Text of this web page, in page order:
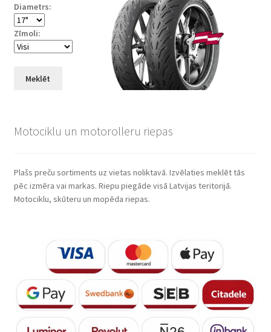
Diametrs:
Zīmoli:
Meklēt
Motociklu un motorolleru riepas
Plašs preču sortiments uz vietas noliktavā. Izvēlaties meklēt tās
pēc izmēra vai markas. Riepu piegāde visā Latvijas teritorijā.
Motociklu, skūteru un mopēda riepas.